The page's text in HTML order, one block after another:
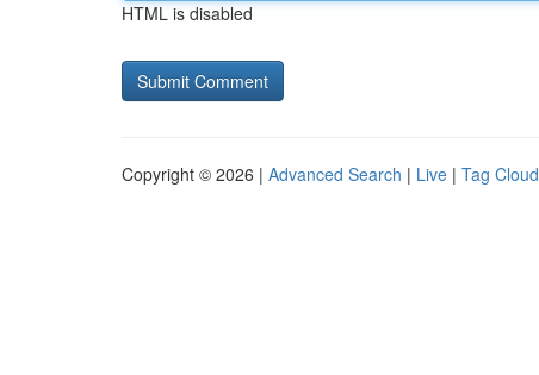
HTML is disabled
Copyright © 2026 | Advanced Search | Live | Tag Cloud